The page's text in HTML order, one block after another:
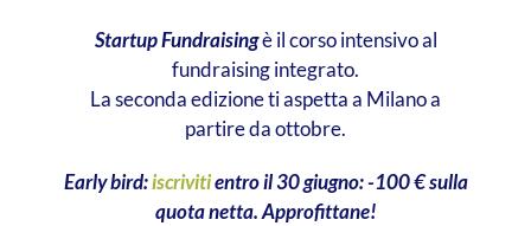
Startup Fundraisingè il corso intensivo al
fundraising integrato.
La seconda edizione ti aspetta a Milano a
partire da ottobre.
Early bird:iscrivitientro il 30 giugno: -100 € sulla
quota netta. Approfittane!